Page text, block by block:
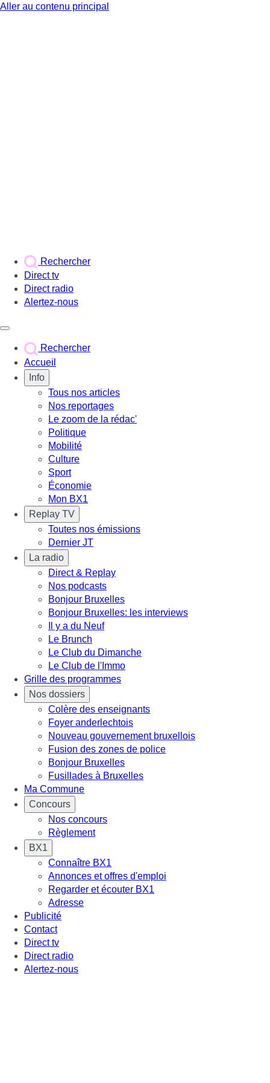
Aller au contenu principal
Rechercher
Direct tv
Direct radio
Alertez-nous
Rechercher
Accueil
Info
Tous nos articles
Nos reportages
Le zoom de la rédac'
Politique
Mobilité
Culture
Sport
Économie
Mon BX1
Replay TV
Toutes nos émissions
Dernier JT
La radio
Direct & Replay
Nos podcasts
Bonjour Bruxelles
Bonjour Bruxelles: les interviews
Il y a du Neuf
Le Brunch
Le Club du Dimanche
Le Club de l'Immo
Grille des programmes
Nos dossiers
Colère des enseignants
Foyer anderlechtois
Nouveau gouvernement bruxellois
Fusion des zones de police
Bonjour Bruxelles
Fusillades à Bruxelles
Ma Commune
Concours
Nos concours
Règlement
BX1
Connaître BX1
Annonces et offres d'emploi
Regarder et écouter BX1
Adresse
Publicité
Contact
Direct tv
Direct radio
Alertez-nous